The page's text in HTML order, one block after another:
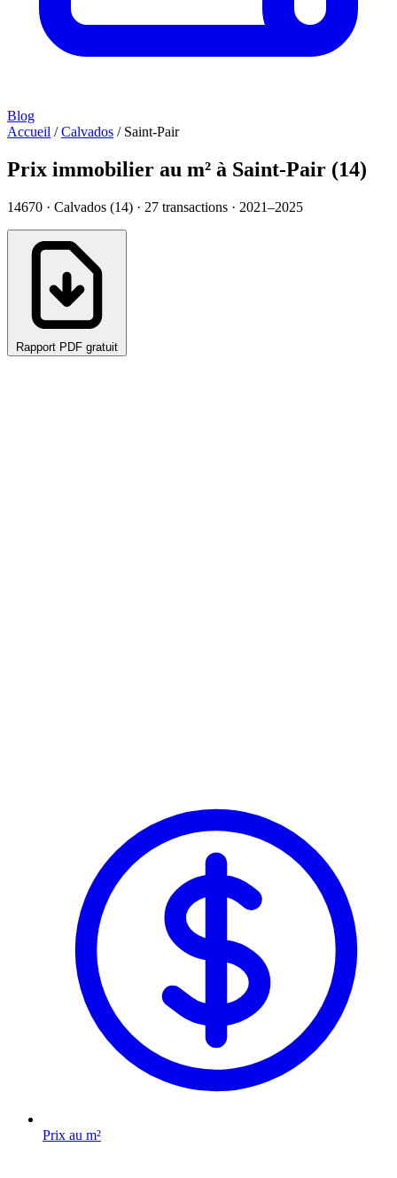
Blog
Accueil / Calvados / Saint-Pair
Prix immobilier au m² à Saint-Pair (14)
14670 · Calvados (14) · 27 transactions · 2021–2025
Rapport PDF gratuit
Prix au m²